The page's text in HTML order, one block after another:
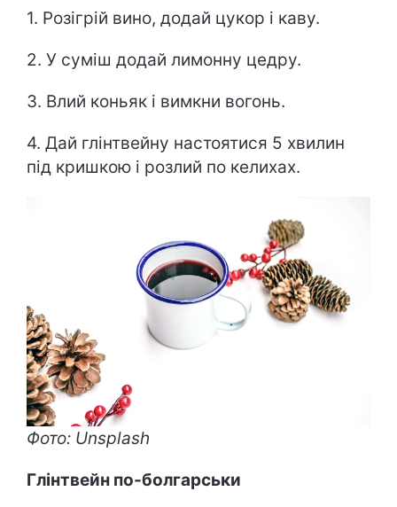
1. Розігрій вино, додай цукор і каву.
2. У суміш додай лимонну цедру.
3. Влий коньяк і вимкни вогонь.
4. Дай глінтвейну настоятися 5 хвилин
під кришкою і розлий по келихах.
Фото: Unsplash
Глінтвейн по-болгарськи